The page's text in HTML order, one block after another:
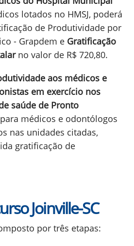
lotados no HMSJ, poderá
de Produtividade por
- Grapdem e Gratificação
no valor de R$ 720,80.
aos médicos e
em exercício nos
saúde de Pronto
para médicos e odontólogos
nas unidades citadas,
gratificação de
Joinville-SC
por três etapas: